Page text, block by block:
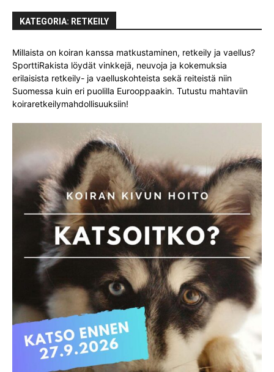
KATEGORIA: RETKEILY
Millaista on koiran kanssa matkustaminen, retkeily ja vaellus?
SporttiRakista löydät vinkkejä, neuvoja ja kokemuksia
erilaisista retkeily- ja vaelluskohteista sekä reiteistä niin
Suomessa kuin eri puolilla Eurooppaakin. Tutustu mahtaviin
koiraretkeilymahdollisuuksiin!